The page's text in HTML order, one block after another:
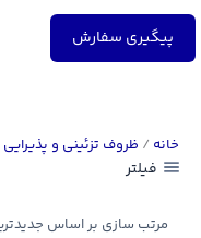
پرش
محتوا
پیگیری سفارش
خانه / ظروف تزئینی و پذیرایی
فیلتر